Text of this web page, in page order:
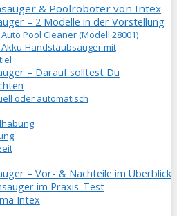
& Poolroboter von Intex
– 2 Modelle in der Vorstellung
Pool Cleaner (Modell 28001)
Handstaubsauger mit
– Darauf solltest Du
oder automatisch
– Vor- & Nachteile im Überblick
im Praxis-Test
Intex